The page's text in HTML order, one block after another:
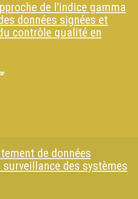
de l'indice gamma
données signées et
contrôle qualité en
de données
surveillance des systèmes